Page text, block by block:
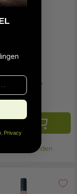
2025, Cinsault,
Noir, Syrah
verzonden
Privacy